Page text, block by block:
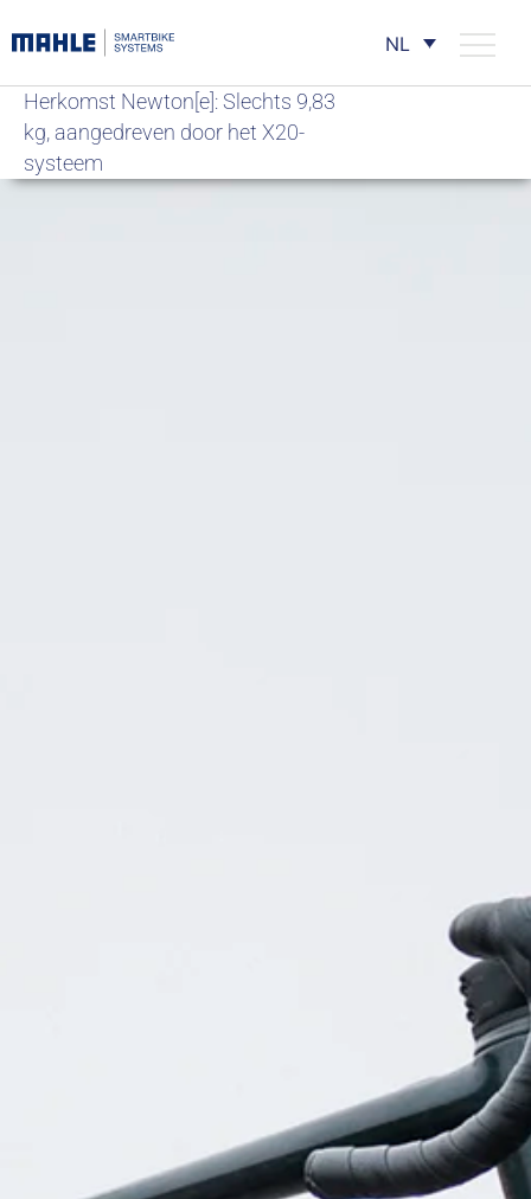
NL
Herkomst Newton[e]: Slechts 9,83
kg, aangedreven door het X20-
systeem